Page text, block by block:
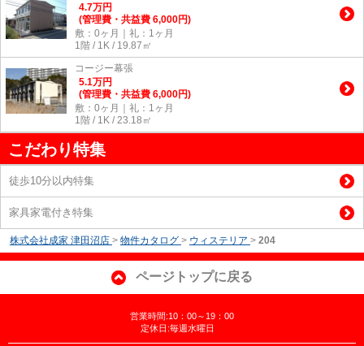
4.7万円
(管理費・共益費 6,000円)
敷：0ヶ月｜礼：1ヶ月
1階 / 1K / 19.87㎡
コージー幕張
5.1万円
(管理費・共益費 6,000円)
敷：0ヶ月｜礼：1ヶ月
1階 / 1K / 23.18㎡
こだわり特集
徒歩10分以内特集
家具家電付き特集
株式会社成家 津田沼店 > 物件カタログ > ウィステリア > 204
ページトップに戻る
営業時間:10：00～19：00
定休日:毎週水曜日